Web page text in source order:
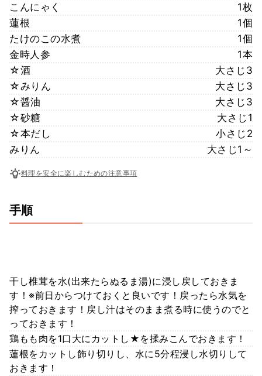
こんにゃく
1枚
蓮根
1個
たけのこの水煮
1個
金時人参
1本
☆酒
大さじ3
☆みりん
大さじ3
☆醤油
大さじ3
☆砂糖
大さじ1
☆本だし
小さじ2
みりん
大さじ1～
料理を安全に楽しむための注意事項
手順
干し椎茸を水(出来たらぬるま湯)に浸し戻しておきま
す！※前日からつけておくと良いです！戻ったら水気を
搾っておきます！戻し汁はそのまま煮る時に使うのでと
っておきます！
鶏もも肉を1口大にカットし★を揉みこんでおきます！
蓮根をカットし飾り切りし、水に5分程浸し水切りして
おきます！